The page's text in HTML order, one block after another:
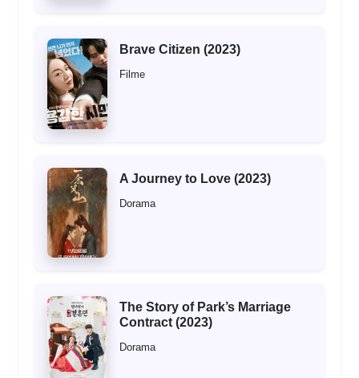
Brave Citizen (2023)
Filme
A Journey to Love (2023)
Dorama
The Story of Park’s Marriage
Contract (2023)
Dorama